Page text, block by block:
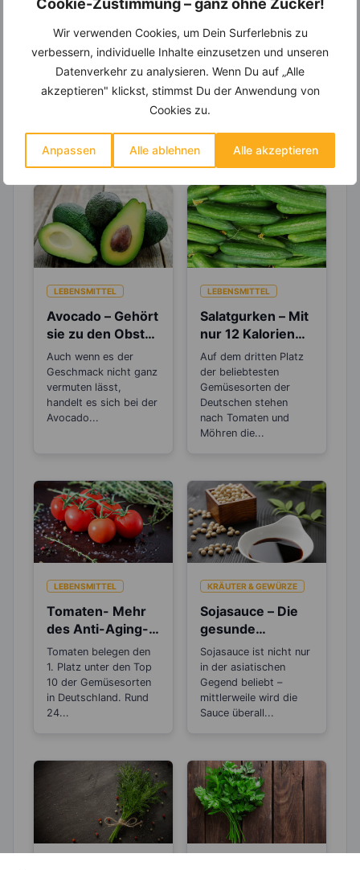
Wir verwenden Cookies, um Dein Surferlebnis zu
verbessern, individuelle Inhalte einzusetzen und unseren
Datenverkehr zu analysieren. Wenn Du auf „Alle
akzeptieren" klickst, stimmst Du der Anwendung von
Cookies zu.
Anpassen Alle ablehnen Alle akzeptieren
Entdecke dieinvi koo -Mitgliedschaft und erhalte
um Deine Ernährung optimal zu gestalten.
Erfahre mehr über die Zutaten
dieses Rezepts
LEBENSMITTEL
Avocado – Gehört
sie zu den Obst-
oder
Gemüsesorten?
Auch wenn es der
Geschmack nicht ganz
vermuten lässt,
handelt es sich bei der
Avocado...
LEBENSMITTEL
Salatgurken – Mit
nur 12 Kalorien
sind sie wahre
Schlankmacher!
Auf dem dritten Platz
der beliebtesten
Gemüsesorten der
Deutschen stehen
nach Tomaten und
Möhren die...
LEBENSMITTEL
Tomaten- Mehr
des Anti-Aging-
Stoffs Lycopin
durchs
Einkochen?
Tomaten belegen den
1. Platz unter den Top
10 der Gemüsesorten
in Deutschland. Rund
24...
KRÄUTER & GEWÜRZE
Sojasauce – Die
gesunde
Salzalternative
Sojasauce ist nicht nur
in der asiatischen
Gegend beliebt –
mittlerweile wird die
Sauce überall...